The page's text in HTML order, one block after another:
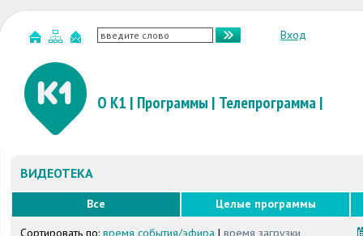
Вход
О К1 | Программы | Телепрограмма|
ВИДЕОТЕКА
Все
Целые программы
Сортировать по: время события/эфира | время загрузки